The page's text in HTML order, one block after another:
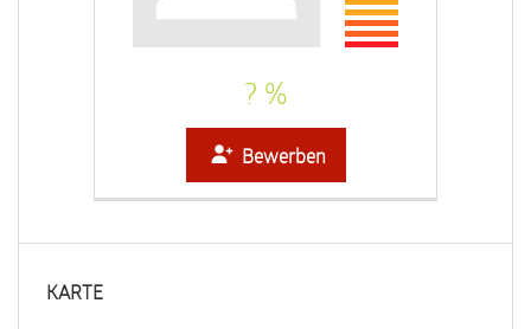
? %
Bewerben
KARTE